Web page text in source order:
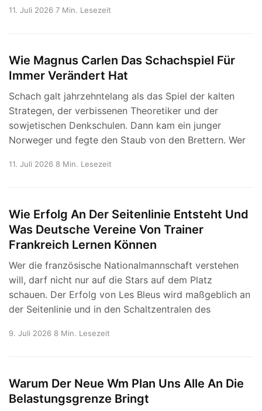
11. Juli 2026 7 Min. Lesezeit
Wie Magnus Carlen Das Schachspiel Für
Immer Verändert Hat
Schach galt jahrzehntelang als das Spiel der kalten
Strategen, der verbissenen Theoretiker und der
sowjetischen Denkschulen. Dann kam ein junger
Norweger und fegte den Staub von den Brettern. Wer
11. Juli 2026 8 Min. Lesezeit
Wie Erfolg An Der Seitenlinie Entsteht Und
Was Deutsche Vereine Von Trainer
Frankreich Lernen Können
Wer die französische Nationalmannschaft verstehen
will, darf nicht nur auf die Stars auf dem Platz
schauen. Der Erfolg von Les Bleus wird maßgeblich an
der Seitenlinie und in den Schaltzentralen des
9. Juli 2026 8 Min. Lesezeit
Warum Der Neue Wm Plan Uns Alle An Die
Belastungsgrenze Bringt